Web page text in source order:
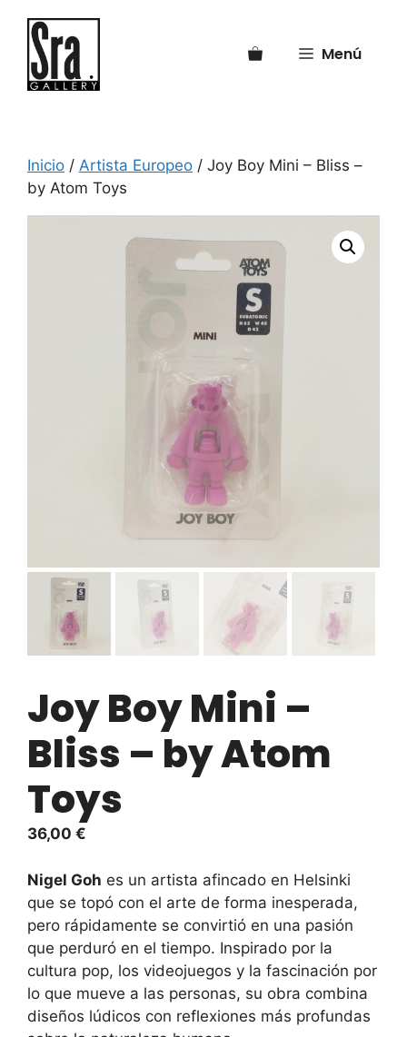
contenido
Menú
Inicio / Artista Europeo / Joy Boy Mini – Bliss –
by Atom Toys
Joy Boy Mini –
Bliss – by Atom
Toys
36,00 €
Nigel Goh es un artista afincado en Helsinki
que se topó con el arte de forma inesperada,
pero rápidamente se convirtió en una pasión
que perduró en el tiempo. Inspirado por la
cultura pop, los videojuegos y la fascinación por
lo que mueve a las personas, su obra combina
diseños lúdicos con reflexiones más profundas